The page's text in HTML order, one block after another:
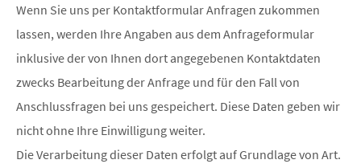
Wenn Sie uns per Kontaktformular Anfragen zukommen
lassen, werden Ihre Angaben aus dem Anfrageformular
inklusive der von Ihnen dort angegebenen Kontaktdaten
zwecks Bearbeitung der Anfrage und für den Fall von
Anschlussfragen bei uns gespeichert. Diese Daten geben wir
nicht ohne Ihre Einwilligung weiter.
Die Verarbeitung dieser Daten erfolgt auf Grundlage von Art.